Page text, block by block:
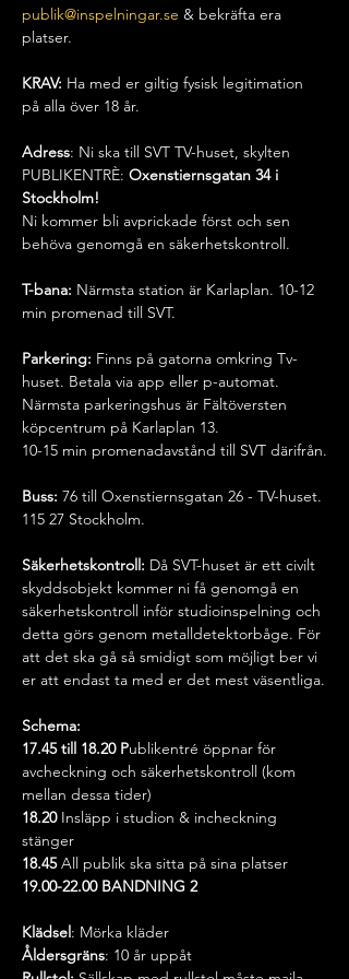
publik@inspelningar.se & bekräfta era
platser.
KRAV: Ha med er giltig fysisk legitimation
på alla över 18 år.
Adress: Ni ska till SVT TV-huset, skylten
PUBLIKENTRÈ: Oxenstiernsgatan 34 i
Stockholm!
Ni kommer bli avprickade först och sen
behöva genomgå en säkerhetskontroll.
T-bana: Närmsta station är Karlaplan. 10-12
min promenad till SVT.
Parkering: Finns på gatorna omkring Tv-
huset. Betala via app eller p-automat.
Närmsta parkeringshus är Fältöversten
köpcentrum på Karlaplan 13.
10-15 min promenadavstånd till SVT därifrån.
Buss: 76 till Oxenstiernsgatan 26 - TV-huset.
115 27 Stockholm.
Säkerhetskontroll: Då SVT-huset är ett civilt
skyddsobjekt kommer ni få genomgå en
säkerhetskontroll inför studioinspelning och
detta görs genom metalldetektorbåge. För
att det ska gå så smidigt som möjligt ber vi
er att endast ta med er det mest väsentliga.
Schema:
17.45 till 18.20 Publikentré öppnar för
avcheckning och säkerhetskontroll (kom
mellan dessa tider)
18.20 Insläpp i studion & incheckning
stänger
18.45 All publik ska sitta på sina platser
19.00-22.00 BANDNING 2
Klädsel: Mörka kläder
Åldersgräns: 10 år uppåt